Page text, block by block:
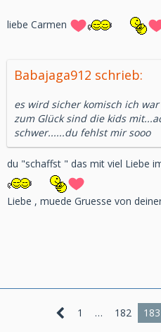
liebe Carmen
Babajaga912 schrieb:
es wird sicher komisch ich
zum Glück sind die kids
schwer......du fehlst mir sooo
du "schaffst " das mit viel Liebe
Liebe , muede Gruesse von
1 … 182 183